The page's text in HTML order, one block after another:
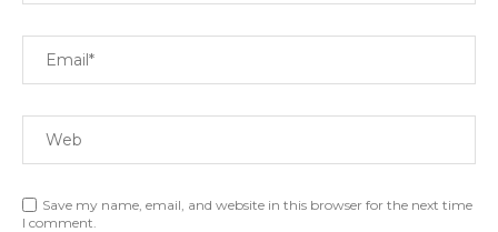
Save my name, email, and website in this browser for the next time
I comment.